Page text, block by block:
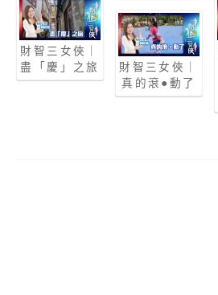
財智三女俠｜
盡「慶」之旅
財智三女俠｜
真的滾●動了